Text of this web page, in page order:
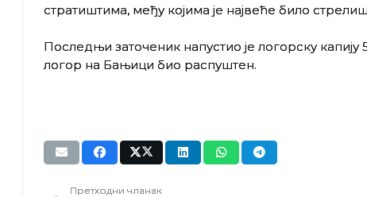
стратиштима, међу којима је највеће било
Последњи заточеник напустио је логорску
логор на Бањици био распуштен.
Претходни чланак